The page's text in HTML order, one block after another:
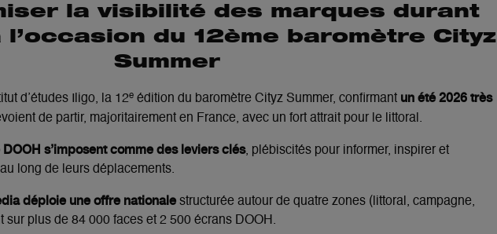
la visibilité des marques durant
l’occasion du 12ème baromètre Cityz
Summer
d’études Iligo, la 12ᵉ édition du baromètre Cityz Summer, confirmant un été 2026 très
de partir, majoritairement en France, avec un fort attrait pour le littoral.
DOOH s’imposent comme des leviers clés, plébiscités pour informer, inspirer et
long de leurs déplacements.
déploie une offre nationale structurée autour de quatre zones (littoral, campagne,
sur plus de 84 000 faces et 2 500 écrans DOOH.